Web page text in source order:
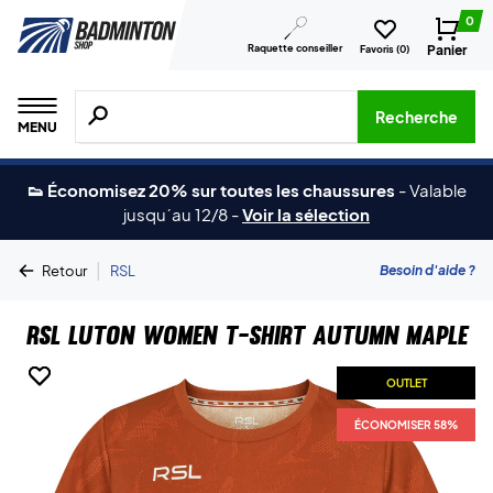
Raquette conseiller Favoris (0)
0
Panier
MENU
Recherche de produits, de marques, etc.
Recherche
👟 Économisez 20% sur toutes les chaussures -Valable
jusqu´au 12/8 -Voir la sélection
Retour | RSL Besoin d'aide ?
RSL Luton Women T-shirt Autumn Maple
OUTLET
ÉCONOMISER 58%
OUTLET
ÉCONOMISER 58%